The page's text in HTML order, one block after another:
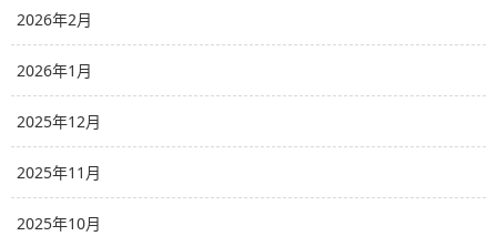
2026年2月
2026年1月
2025年12月
2025年11月
2025年10月